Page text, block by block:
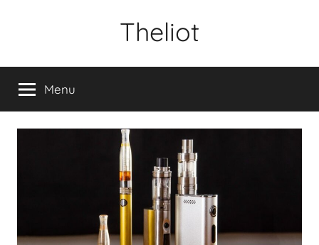
Theliot
Menu